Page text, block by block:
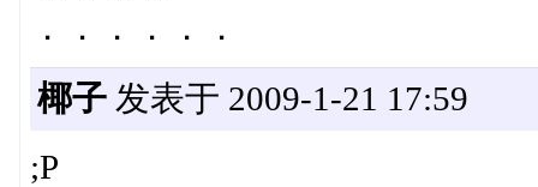
．．．．．．
椰子发表于 2009-1-21 17:59
;P